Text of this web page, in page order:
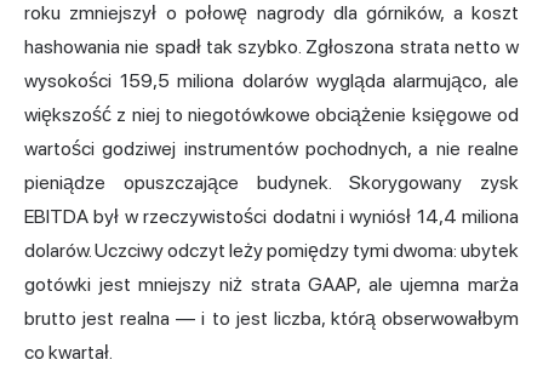
roku zmniejszył o połowę nagrody dla górników, a koszt
hashowania nie spadł tak szybko. Zgłoszona strata netto w
wysokości 159,5 miliona dolarów wygląda alarmująco, ale
większość z niej to niegotówkowe obciążenie księgowe od
wartości godziwej instrumentów pochodnych, a nie realne
pieniądze opuszczające budynek. Skorygowany zysk
EBITDA był w rzeczywistości dodatni i wyniósł 14,4 miliona
dolarów. Uczciwy odczyt leży pomiędzy tymi dwoma: ubytek
gotówki jest mniejszy niż strata GAAP, ale ujemna marża
brutto jest realna — i to jest liczba, którą obserwowałbym
co kwartał.